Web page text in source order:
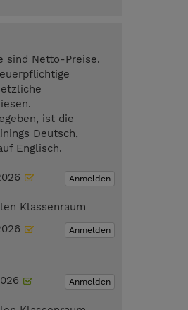
sind Netto-Preise.
ist die
Deutsch,
Englisch.
Anmelden
Klassenraum
Anmelden
Anmelden